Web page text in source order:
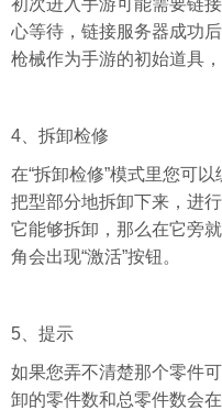
初次进入手游可能需要链接
心等待，链接服务器成功
枪械作为手游的初始道具
4、拆卸检修
在“拆卸检修”模式里您可
把型部分地拆卸下来，进
它能够拆卸，那么在它旁
角会出现“激活”按钮。
5、提示
如果您弄不清楚那个零件
卸的零件数和总零件数会在